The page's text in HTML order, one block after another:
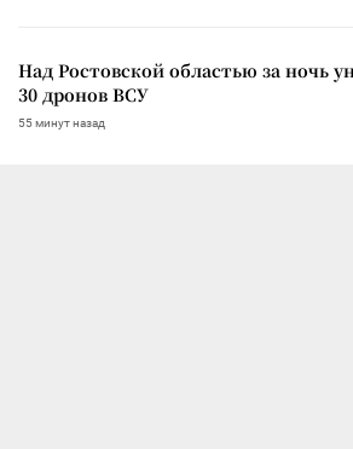
Над Ростовской областью за ночь
30 дронов ВСУ
55 минут назад